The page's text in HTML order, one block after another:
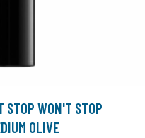
STOP WON'T STOP
OLIVE